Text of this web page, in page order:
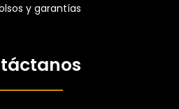
y garantías